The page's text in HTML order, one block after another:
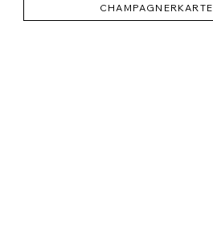
CHAMPAGNERKARTE